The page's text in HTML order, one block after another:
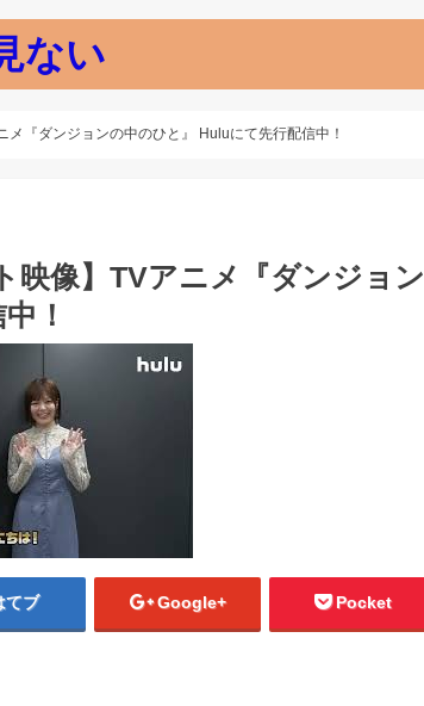
ない
メ『ダンジョンの中のひと』 Huluにて先行配信中！
映像】TVアニメ『ダンジョン
！
てブ Google+ Pocket